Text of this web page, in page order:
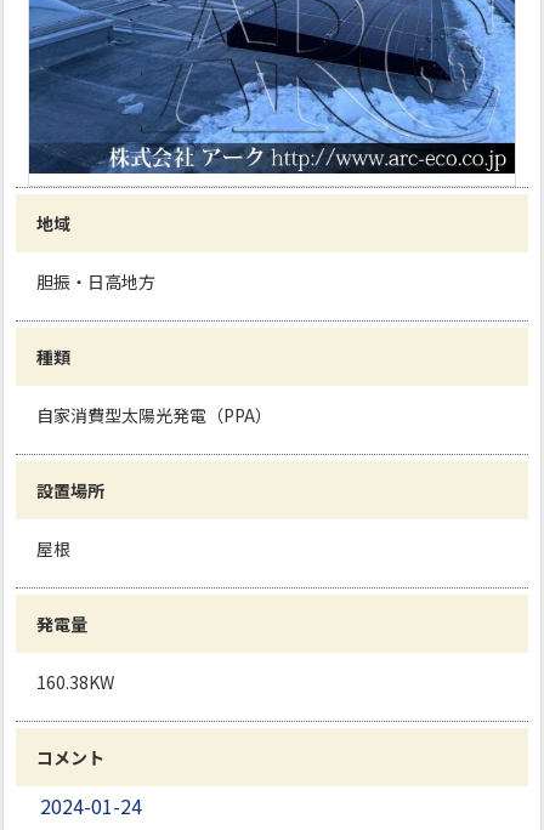
地域
胆振・日高地方
種類
自家消費型太陽光発電（PPA）
設置場所
屋根
発電量
160.38KW
コメント
2024-01-24